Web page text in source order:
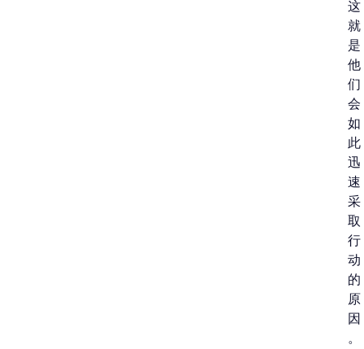
这
就
是
他
们
会
如
此
迅
速
采
取
行
动
的
原
因
。